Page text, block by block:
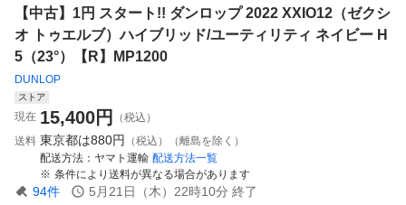
3°）【R】MP120
0
3°）【R】MP120
イビー H6（26°）
【R】MP1200
ビー＞ H5（23°）
【S】MP1100
【中古】1円 スタート!! ダンロップ 2022 XXIO12（ゼクシ
オ トゥエルブ）ハイブリッド/ユーティリティ ネイビー H
5（23°）【R】MP1200
DUNLOP
ストア
現在 15,400円
（税込）
送料 東京都は880円
（税込）（離島を除く）
配送方法
ヤマト運輸 配送方法一覧
条件により送料が異なる場合があります
94件 5月21日（木）22時10分 終了